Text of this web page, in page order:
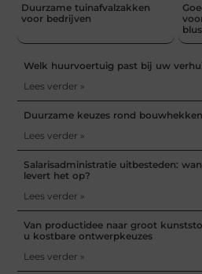
Duurzame tuinafvalzakken
voor bedrijven
Welk huurvoertuig past bij uw
Lees verder »
Duurzame keuzes rond
Lees verder »
Salarisadministratie uitbesteden:
levert het op?
Lees verder »
Van productidee naar groot
u kostbare ontwerpkeuzes
Lees verder »